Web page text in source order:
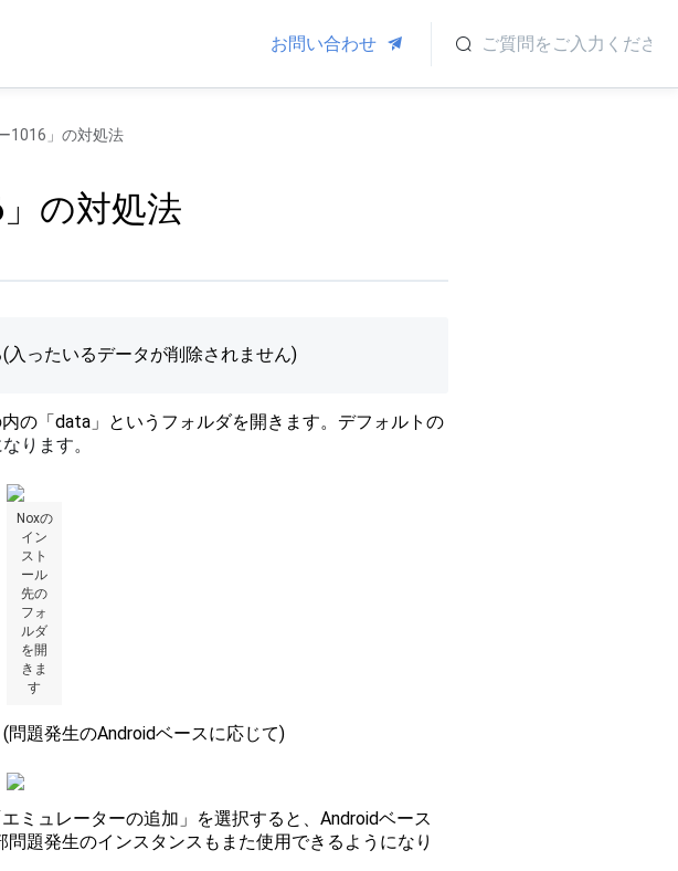
お問い合わせ
1016」の対処法
の対処法
ったいるデータが削除されません)
の「data」というフォルダを開きます。デフォルトの
ります。
Noxの
イン
スト
ール
先の
フォ
ルダ
を開
きま
す
題発生のAndroidベースに応じて)
ミュレーターの追加」を選択すると、Androidベース
題発生のインスタンスもまた使用できるようになり